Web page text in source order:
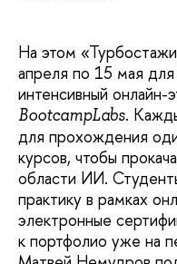
На этом
апреля по 15 мая для
интенсивный онлайн-
BootcampLabs.
для прохождения
курсов, чтобы
области ИИ.
практику в рамках
электронные
к портфолио уже на